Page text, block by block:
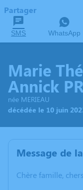
Partager
SMS WhatsApp
Marie
Annick
née MERIEAU
décédée le 10 juin
Message de
Chère famille,